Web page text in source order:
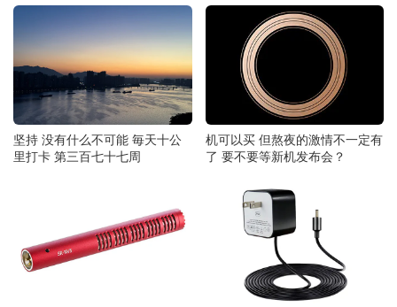
坚持 没有什么不可能 毎天十公
里打卡 第三百七十七周
机可以买 但熬夜的激情不一定有
了 要不要等新机发布会？